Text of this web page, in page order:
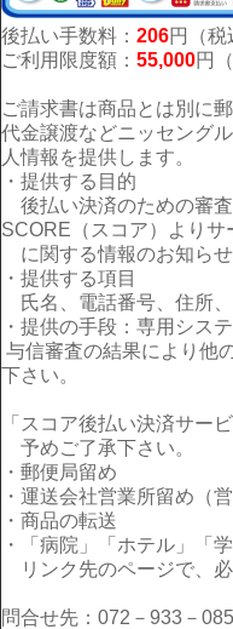
後払い手数料： 206円（税
ご利用限度額： 55,000円
ご請求書は商品とは別に
代金譲渡などニッセング
人情報を提供します。
・提供する目的
後払い決済のための審
SCORE（スコア）よりサ
に関する情報のお知ら
・提供する項目
氏名、電話番号、住所
・提供の手段：専用シス
与信審査の結果により他
下さい。
「スコア後払い決済サー
予めご了承下さい。
・郵便局留め
・運送会社営業所留め（
・商品の転送
・「病院」「ホテル」「
リンク先のページで、
問合せ先：072－933－